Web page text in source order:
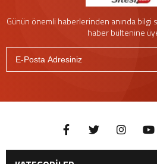
Günün önemli haberlerinden anında bilgi
haber bültenine